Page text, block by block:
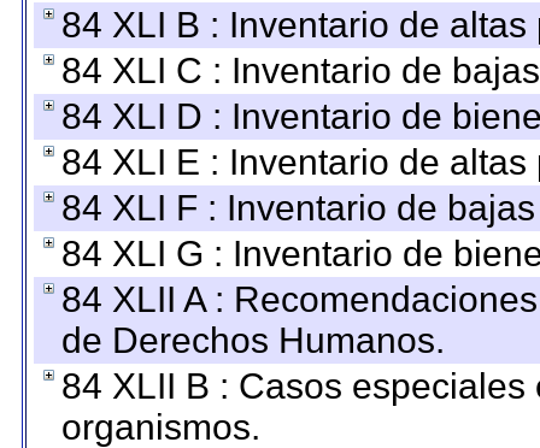
84 XLI B : Inventario de
84 XLI C : Inventario de
84 XLI D : Inventario de
84 XLI E : Inventario de
84 XLI F : Inventario de
84 XLI G : Inventario de
84 XLII A :
de Derechos Humanos.
84 XLII B : Casos
organismos.